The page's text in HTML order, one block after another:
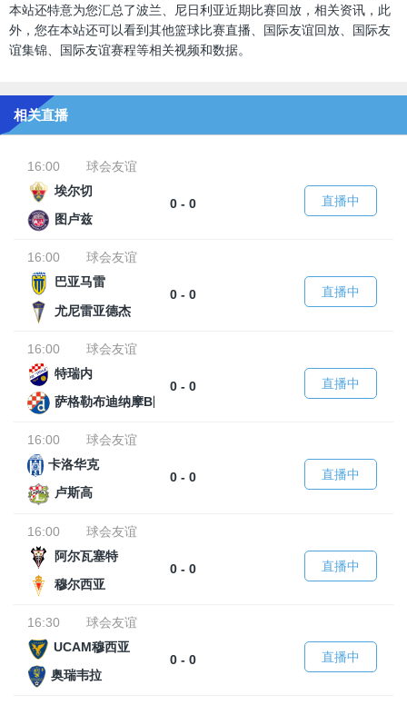
本站还特意为您汇总了波兰、尼日利亚近期比赛回放，相关资讯，此
外，您在本站还可以看到其他篮球比赛直播、国际友谊回放、国际友
谊集锦、国际友谊赛程等相关视频和数据。
相关直播
16:00
球会友谊
埃尔切
0 - 0
图卢兹
直播中
16:00
球会友谊
巴亚马雷
0 - 0
尤尼雷亚德杰
直播中
16:00
球会友谊
特瑞内
0 - 0
萨格勒布迪纳摩B队
直播中
16:00
球会友谊
卡洛华克
0 - 0
卢斯高
直播中
16:00
球会友谊
阿尔瓦塞特
0 - 0
穆尔西亚
直播中
16:30
球会友谊
UCAM穆西亚
0 - 0
奥瑞韦拉
直播中